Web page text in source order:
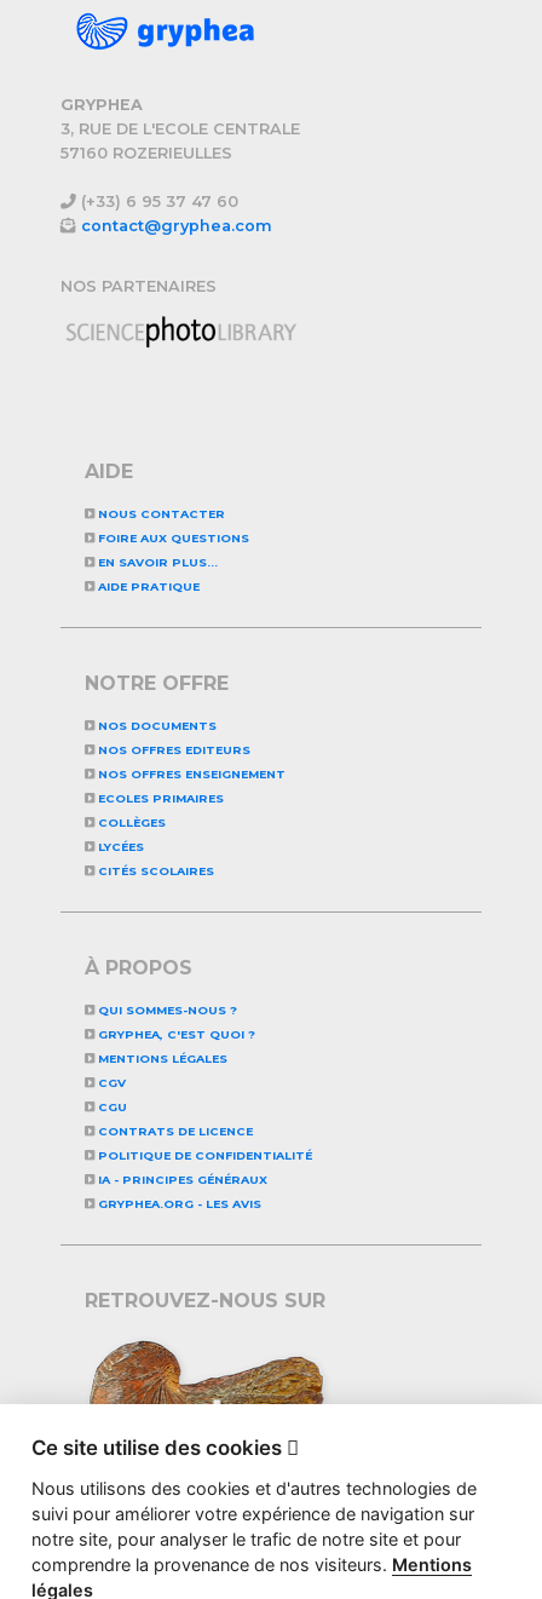
GRYPHEA
3, RUE DE L'ECOLE CENTRALE
57160 ROZERIEULLES
(+33) 6 95 37 47 60
contact@gryphea.com
NOS PARTENAIRES
AIDE
NOUS CONTACTER
FOIRE AUX QUESTIONS
EN SAVOIR PLUS...
AIDE PRATIQUE
NOTRE OFFRE
NOS DOCUMENTS
NOS OFFRES EDITEURS
NOS OFFRES ENSEIGNEMENT
ECOLES PRIMAIRES
COLLÈGES
LYCÉES
CITÉS SCOLAIRES
À PROPOS
QUI SOMMES-NOUS ?
GRYPHEA, C'EST QUOI ?
MENTIONS LÉGALES
CGV
CGU
CONTRATS DE LICENCE
POLITIQUE DE CONFIDENTIALITÉ
IA - PRINCIPES GÉNÉRAUX
GRYPHEA.ORG - LES AVIS
RETROUVEZ-NOUS SUR
Ce site utilise des cookies 
Nous utilisons des cookies et d'autres technologies de
suivi pour améliorer votre expérience de navigation sur
notre site, pour analyser le trafic de notre site et pour
comprendre la provenance de nos visiteurs. Mentions
légales